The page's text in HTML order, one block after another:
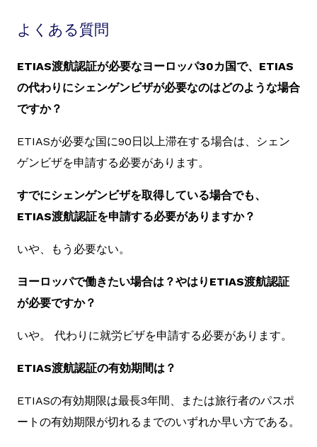
よくある質問
ETIAS渡航認証が必要なヨーロッパ30カ国で、ETIAS
の代わりにシェンゲンビザが必要なのはどのような場合
ですか？
ETIASが必要な国に90日以上滞在する場合は、シェン
ゲンビザを申請する必要があります。
すでにシェンゲンビザを取得している場合でも、
ETIAS渡航認証を申請する必要がありますか？
いや、もう必要ない。
ヨーロッパで働きたい場合は？やはりETIAS渡航認証
が必要ですか？
いや。 代わりに就労ビザを申請する必要があります。
ETIAS渡航認証の有効期間は？
ETIASの有効期限は最長3年間、または旅行者のパスポ
ートの有効期限が切れるまでのいずれか早い方である。